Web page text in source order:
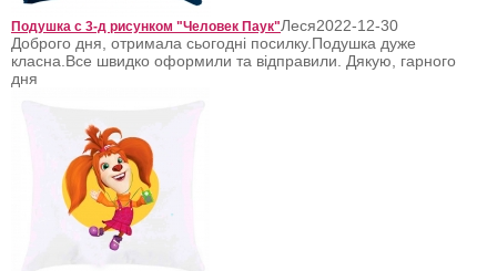
Подушка с 3-д рисунком "Человек Паук"Леся2022-12-30
Доброго дня, отримала сьогодні посилку.Подушка дуже
класна.Все швидко оформили та відправили. Дякую, гарного
дня